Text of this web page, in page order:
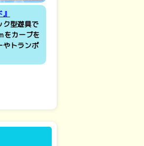
ク型遊具で
をカーブを
やトランポ